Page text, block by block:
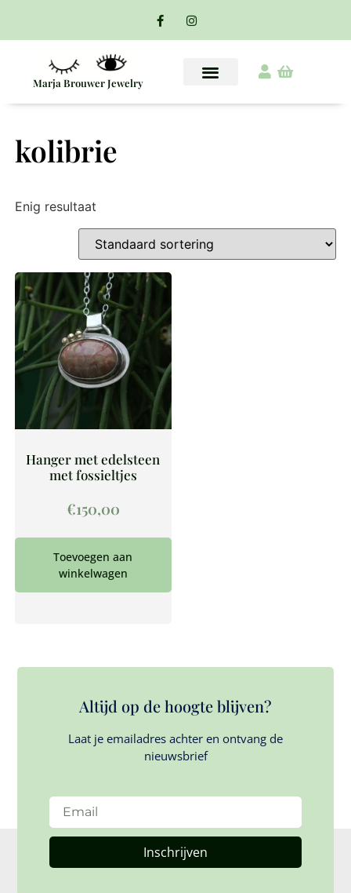
Marja Brouwer Jewelry
kolibrie
Enig resultaat
Hanger met edelsteen
met fossieltjes
€150,00
Toevoegen aan
winkelwagen
Altijd op de hoogte blijven?
Laat je emailadres achter en ontvang de
nieuwsbrief
Inschrijven